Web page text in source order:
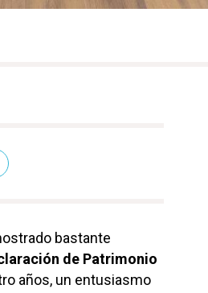
bastante
de Patrimonio
años, un entusiasmo